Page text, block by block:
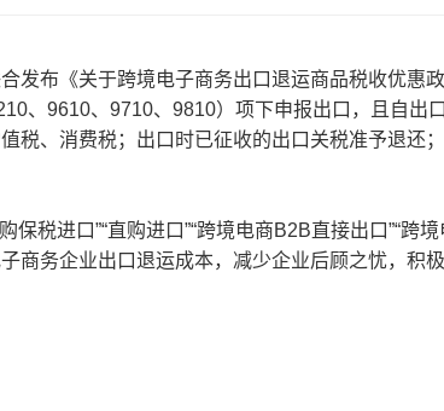
发布《关于跨境电子商务出口退运商品税收优惠
、9610、9710、9810）项下申报出口，且自出
税、消费税；出口时已征收的出口关税准予退
保税进口”“直购进口”“跨境电商B2B直接出口”“
商务企业出口退运成本，减少企业后顾之忧，积